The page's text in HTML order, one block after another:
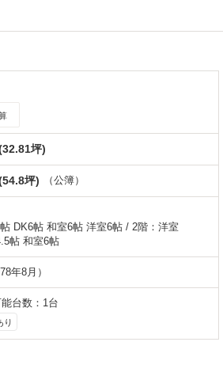
坪)
坪) （公簿）
DK6帖 和室6帖 洋室6帖 / 2階：洋室
帖 和室6帖
年8月）
台数：1台
り